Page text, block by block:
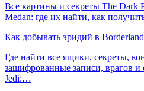
Все картины и секреты The Dark
Medan: где их найти, как
Как добывать эридий в
Где найти все ящики, секреты,
зашифрованные записи, врагов и
Jedi:…